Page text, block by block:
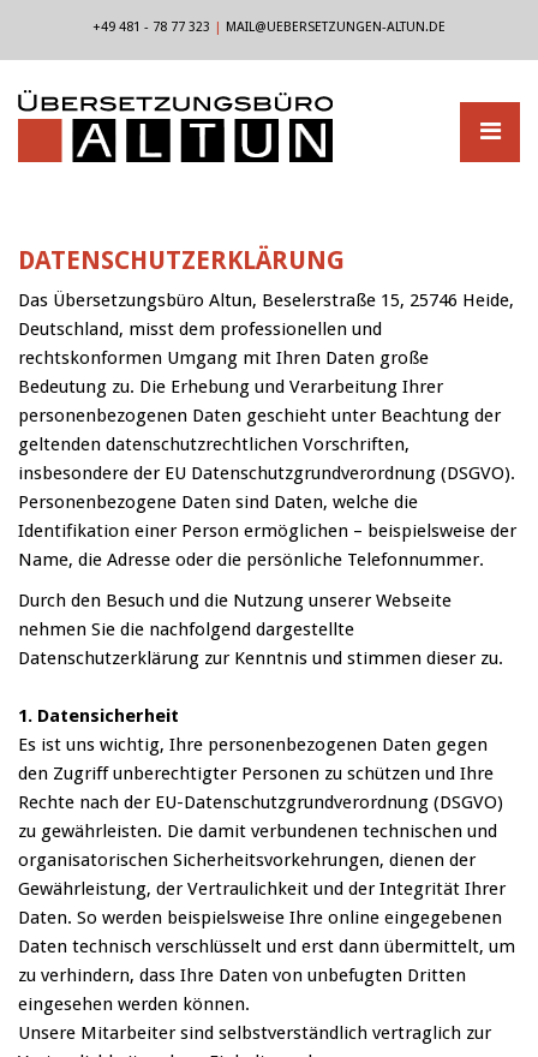
+49 481 - 78 77 323 | MAIL@UEBERSETZUNGEN-ALTUN.DE
DATENSCHUTZERKLÄRUNG
Das Übersetzungsbüro Altun, Beselerstraße 15, 25746 Heide,
Deutschland, misst dem professionellen und
rechtskonformen Umgang mit Ihren Daten große
Bedeutung zu. Die Erhebung und Verarbeitung Ihrer
personenbezogenen Daten geschieht unter Beachtung der
geltenden datenschutzrechtlichen Vorschriften,
insbesondere der EU Datenschutzgrundverordnung (DSGVO).
Personenbezogene Daten sind Daten, welche die
Identifikation einer Person ermöglichen – beispielsweise der
Name, die Adresse oder die persönliche Telefonnummer.
Durch den Besuch und die Nutzung unserer Webseite
nehmen Sie die nachfolgend dargestellte
Datenschutzerklärung zur Kenntnis und stimmen dieser zu.
1. Datensicherheit
Es ist uns wichtig, Ihre personenbezogenen Daten gegen
den Zugriff unberechtigter Personen zu schützen und Ihre
Rechte nach der EU-Datenschutzgrundverordnung (DSGVO)
zu gewährleisten. Die damit verbundenen technischen und
organisatorischen Sicherheitsvorkehrungen, dienen der
Gewährleistung, der Vertraulichkeit und der Integrität Ihrer
Daten. So werden beispielsweise Ihre online eingegebenen
Daten technisch verschlüsselt und erst dann übermittelt, um
zu verhindern, dass Ihre Daten von unbefugten Dritten
eingesehen werden können.
Unsere Mitarbeiter sind selbstverständlich vertraglich zur